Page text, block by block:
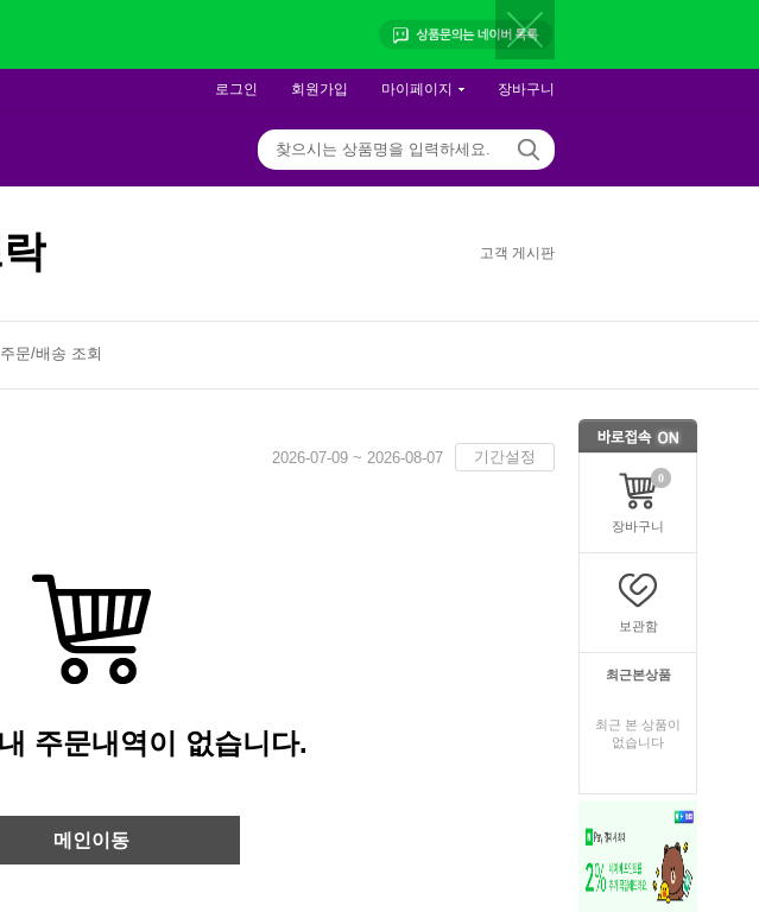
로그인 회원가입 마이페이지 장바구니
고객 게시판
주문/배송 조회
0
장바구니
보관함
최근본상품
최근 본 상품이
없습니다
2026-07-09 ~ 2026-08-07 기간설정
주문내역이 없습니다.
메인이동